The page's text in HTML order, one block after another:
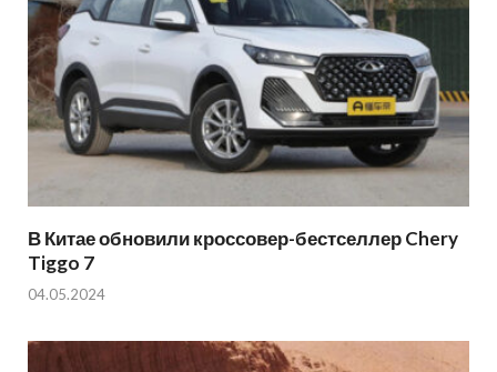
В Китае обновили кроссовер-бестселлер Chery
Tiggo 7
04.05.2024